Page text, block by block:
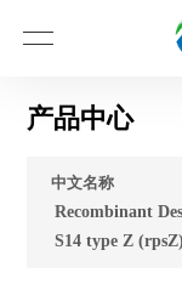
产品中心
中文名称
Recombinant
S14 type Z (rpsZ)